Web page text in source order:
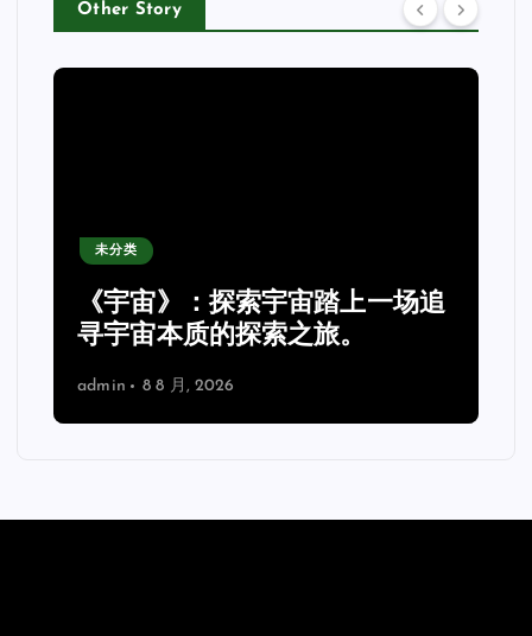
Other Story
未分类
《宇宙》：探索宇宙踏上一场追
寻宇宙本质的探索之旅。
admin 8 8 月, 2026